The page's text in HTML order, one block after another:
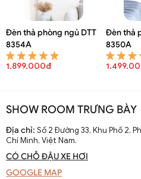
Đèn thả phòng ngủ DTT
8354A
1.899.000đ
Đèn thả
8350A
SHOW ROOM TRƯNG BÀY
Địa chỉ: Số 2 Đường 33, Khu Phố 2,
Chí Minh, Việt Nam.
CÓ CHỖ ĐẬU XE HƠI
GOOGLE MAP